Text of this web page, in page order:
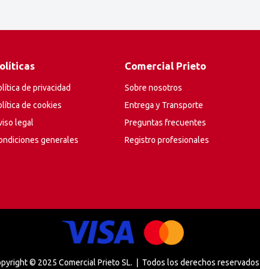
de privacidad
de cookies
legal
generales
Comercial Prieto
Sobre nosotros
Entrega y Transporte
Preguntas frecuentes
Registro profesionales
© 2025 Comercial Prieto SL. | Todos los derechos